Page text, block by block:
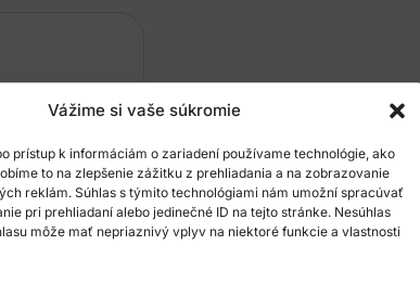
Vážime si vaše súkromie
prístup k informáciám o zariadení používame technológie, ako
to na zlepšenie zážitku z prehliadania a na zobrazovanie
reklám. Súhlas s týmito technológiami nám umožní spracúvať
pri prehliadaní alebo jedinečné ID na tejto stránke. Nesúhlas
môže mať nepriaznivý vplyv na niektoré funkcie a vlastnosti